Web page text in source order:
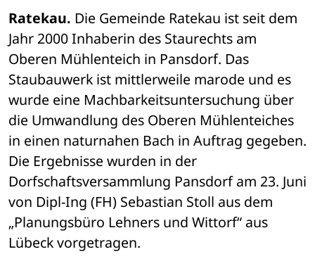
Ratekau. Die Gemeinde Ratekau ist seit dem
Jahr 2000 Inhaberin des Staurechts am
Oberen Mühlenteich in Pansdorf. Das
Staubauwerk ist mittlerweile marode und es
wurde eine Machbarkeitsuntersuchung über
die Umwandlung des Oberen Mühlenteiches
in einen naturnahen Bach in Auftrag gegeben.
Die Ergebnisse wurden in der
Dorfschaftsversammlung Pansdorf am 23. Juni
von Dipl-Ing (FH) Sebastian Stoll aus dem
„Planungsbüro Lehners und Wittorf“ aus
Lübeck vorgetragen.